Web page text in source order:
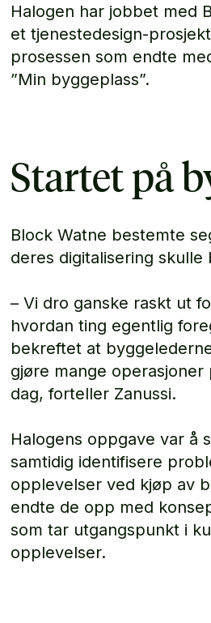
Halogen har jobbet med
et tjenestedesign-
prosessen som endte
”Min byggeplass”.
Startet på
Block Watne bestemte
deres digitalisering skulle
– Vi dro ganske raskt ut
hvordan ting egentlig
bekreftet at
gjøre mange
dag, forteller Zanussi.
Halogens oppgave var å
samtidig identifisere
opplevelser ved kjøp av
endte de opp med
som tar utgangspunkt i
opplevelser.